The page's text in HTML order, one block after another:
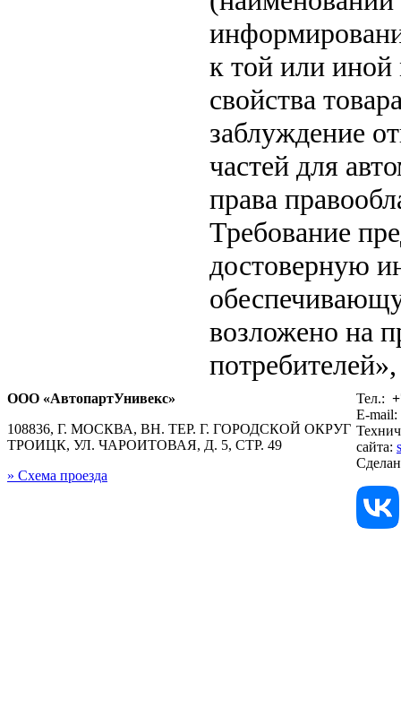
к той или иной
свойства
заблуждение
частей для
права
Требование
достоверную
возложено на
ООО «АвтопартУнивекс»
108836, Г. МОСКВА, ВН. ТЕР. Г. ГОРОДСКОЙ ОКРУГ
ТРОИЦК, УЛ. ЧАРОИТОВАЯ, Д. 5, СТР. 49
» Схема проезда
Тел.:
E-mail:
сайта: